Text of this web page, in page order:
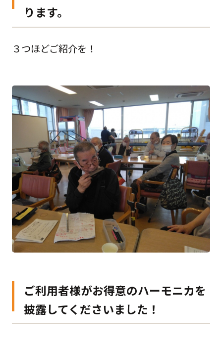
ります。
３つほどご紹介を！
ご利用者様がお得意のハーモニカを
披露してくださいました！